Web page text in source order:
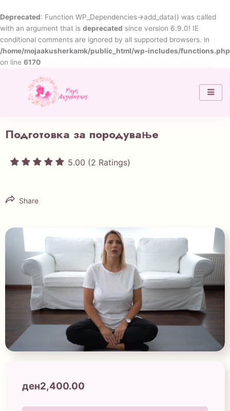
Deprecated: Function WP_Dependencies->add_data() was called
with an argument that is deprecated since version 6.9.0! IE
conditional comments are ignored by all supported browsers. in
/home/mojaakusherkamk/public_html/wp-includes/functions.php
on line 6170
to
content
Подготовка за породување
5.00 (2 Ratings)
Share
ден2,400.00